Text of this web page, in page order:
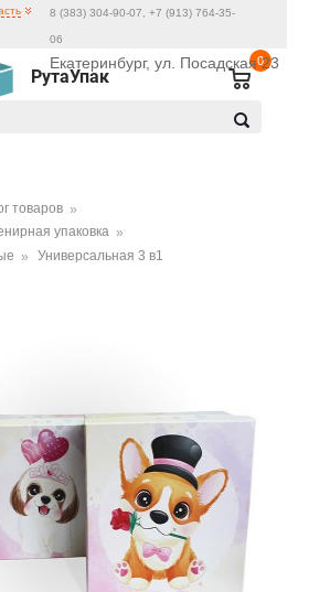
РутаУпак
0
8 (383) 304-90-07, +7 (913) 764-35-
06
Екатеринбург, ул. Посадская 23
товаров
упаковка
Универсальная 3 в1